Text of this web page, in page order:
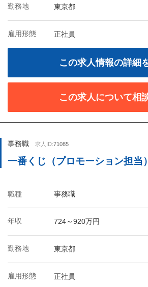
勤務地 東京都
雇用形態 正社員
この求人情報の詳細
この求人について相
事務職 求人ID:71085
一番くじ（プロモーション担当）
職種 事務職
年収 724～920万円
勤務地 東京都
雇用形態 正社員